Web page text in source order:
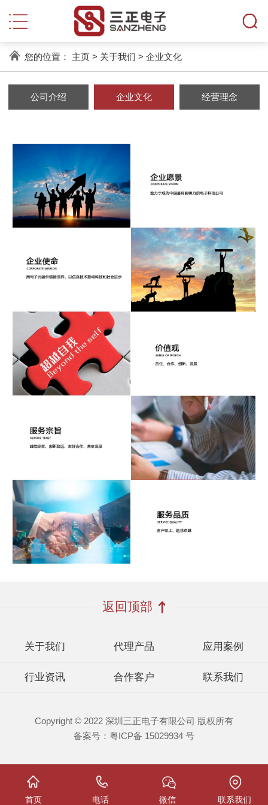
您的位置： 主页> 关于我们 > 企业文化
公司介绍 企业文化 经营理念
返回顶部
关于我们 代理产品 应用案例
行业资讯 合作客户 联系我们
Copyright © 2022 深圳三正电子有限公司 版权所有
备案号： 粤ICP备 15029934 号
首页 电话 微信 联系我们